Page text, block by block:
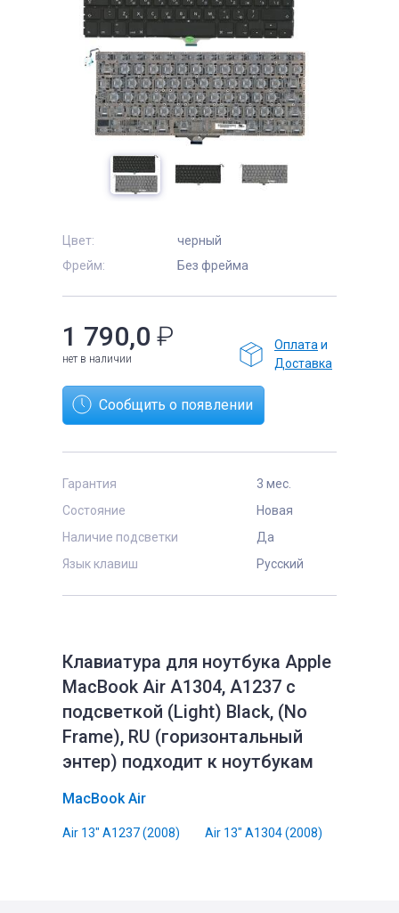
Цвет:
черный
Фрейм:
Без фрейма
1 790,0 ₽
нет в наличии
Сообщить о появлении
Оплата и
Доставка
Гарантия
3 мес.
Состояние
Новая
Наличие подсветки
Да
Язык клавиш
Русский
Клавиатура для ноутбука Apple
MacBook Air A1304, A1237 с
подсветкой (Light) Black, (No
Frame), RU (горизонтальный
энтер) подходит к ноутбукам
MacBook Air
Air 13" A1237 (2008) Air 13" A1304 (2008)